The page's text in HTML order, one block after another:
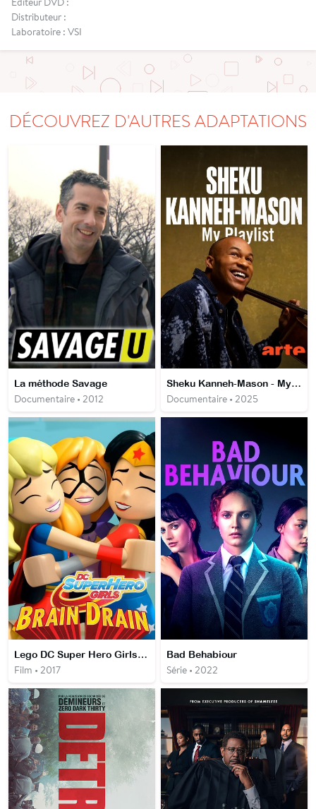
Distributeur :
Laboratoire : VSI
DÉCOUVREZ D'AUTRES ADAPTATIONS
La méthode Savage
Documentaire • 2012
Sheku Kanneh-Mason - My Playlist
Documentaire • 2025
Lego DC Super Hero Girls : Rêve ou réalité
Film • 2017
Bad Behabiour
Série • 2022